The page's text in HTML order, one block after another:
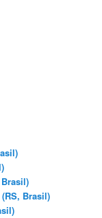
Brasil)